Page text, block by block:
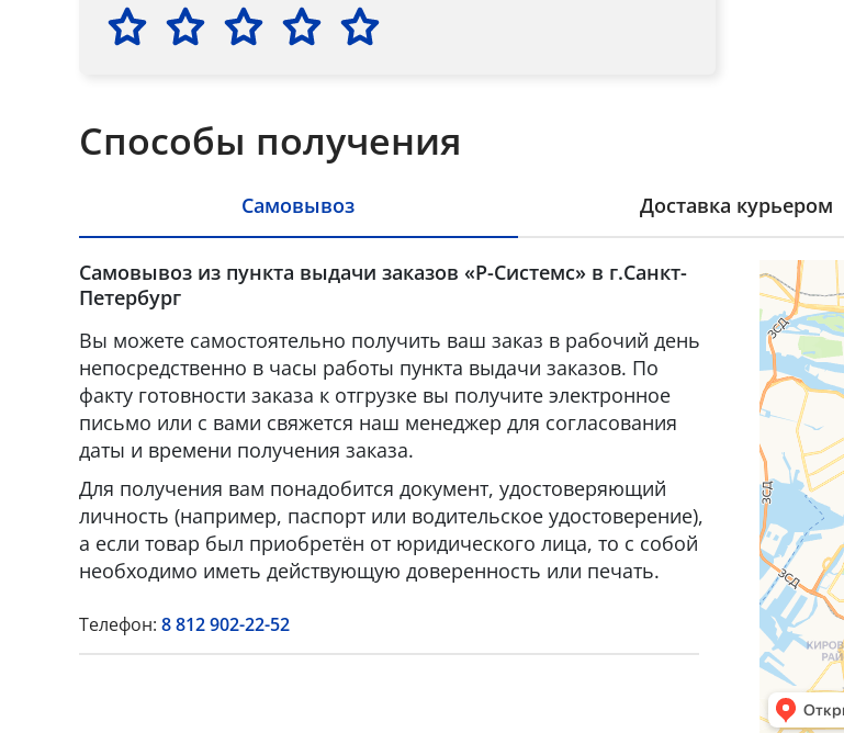
Способы получения
Самовывоз Доставка курьером
Самовывоз из пункта выдачи заказов «Р-Системс» в г.Санкт-
Петербург
Вы можете самостоятельно получить ваш заказ в рабочий день
непосредственно в часы работы пункта выдачи заказов. По
факту готовности заказа к отгрузке вы получите электронное
письмо или с вами свяжется наш менеджер для согласования
даты и времени получения заказа.
Для получения вам понадобится документ, удостоверяющий
личность (например, паспорт или водительское удостоверение),
а если товар был приобретён от юридического лица, то с собой
необходимо иметь действующую доверенность или печать.
Телефон: 8 812 902-22-52